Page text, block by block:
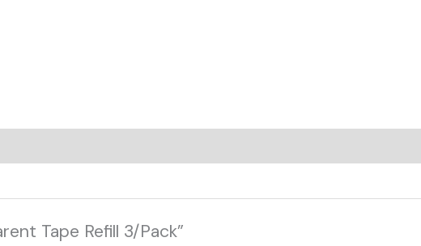
Tape Refill 3/Pack”